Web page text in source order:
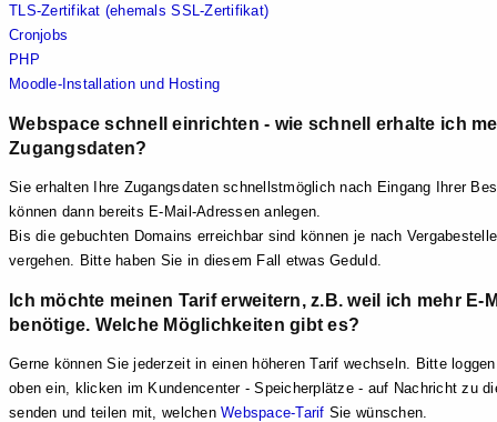
TLS-Zertifikat (ehemals SSL-Zertifikat)
Cronjobs
PHP
Moodle-Installation und Hosting
Webspace schnell einrichten - wie schnell erhalte ich
Zugangsdaten?
Sie erhalten Ihre Zugangsdaten schnellstmöglich nach Eingang Ihrer
können dann bereits E-Mail-Adressen anlegen.
Bis die gebuchten Domains erreichbar sind können je nach
vergehen. Bitte haben Sie in diesem Fall etwas Geduld.
Ich möchte meinen Tarif erweitern, z.B. weil ich mehr E-
benötige. Welche Möglichkeiten gibt es?
Gerne können Sie jederzeit in einen höheren Tarif wechseln. Bitte
oben ein, klicken im Kundencenter - Speicherplätze - auf Nachricht zu
senden und teilen mit, welchenWebspace-Tarif Sie wünschen.